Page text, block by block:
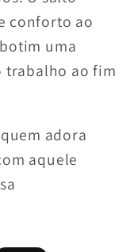
conforto ao
uma
trabalho ao fim
adora
aquele